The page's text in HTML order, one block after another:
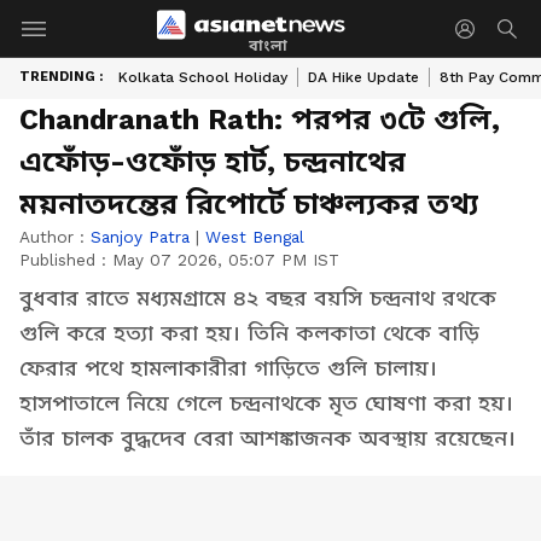
বাংলা
TRENDING : Kolkata School Holiday DA Hike Update 8th Pay
Chandranath Rath: পরপর ৩টে গুলি,
এফোঁড়-ওফোঁড় হার্ট, চন্দ্রনাথের
ময়নাতদন্তের রিপোর্টে চাঞ্চল্যকর তথ্য
Author : Sanjoy Patra | West Bengal
Published : May 07 2026, 05:07 PM IST
বুধবার রাতে মধ্যমগ্রামে ৪২ বছর বয়সি চন্দ্রনাথ রথকে
গুলি করে হত্যা করা হয়। তিনি কলকাতা থেকে বাড়ি
ফেরার পথে হামলাকারীরা গাড়িতে গুলি চালায়।
হাসপাতালে নিয়ে গেলে চন্দ্রনাথকে মৃত ঘোষণা করা হয়।
তাঁর চালক বুদ্ধদেব বেরা আশঙ্কাজনক অবস্থায় রয়েছেন।